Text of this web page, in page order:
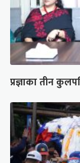
प्रज्ञाका तीन